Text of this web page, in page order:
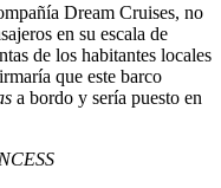
Dream Cruises, no
en su escala de
de los habitantes locales
que este barco
a bordo y sería puesto en